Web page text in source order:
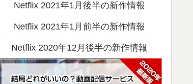
Netflix 2021年1月後半の新作情報
Netflix 2021年1月前半の新作情報
Netflix 2020年12月後半の新作情報